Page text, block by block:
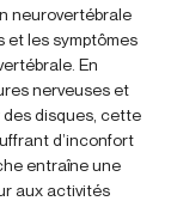
neurovertébrale
et les symptômes
En
nerveuses et
disques, cette
d’inconfort
entraîne une
aux activités